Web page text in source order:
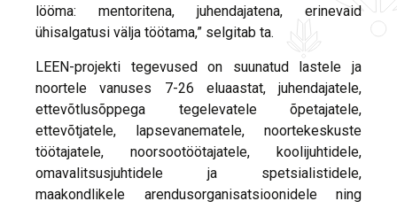
lööma: mentoritena, juhendajatena, erinevaid
ühisalgatusi välja töötama,” selgitab ta.
LEEN-projekti tegevused on suunatud lastele ja
noortele vanuses 7-26 eluaastat, juhendajatele,
ettevõtlusõppega tegelevatele õpetajatele,
ettevõtjatele, lapsevanematele, noortekeskuste
töötajatele, noorsootöötajatele, koolijuhtidele,
omavalitsusjuhtidele ja spetsialistidele,
maakondlikele arendusorganisatsioonidele ning